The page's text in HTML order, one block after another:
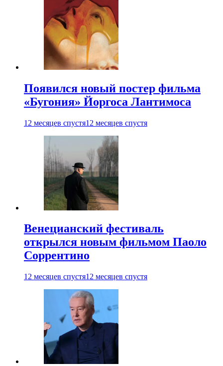
Появился новый постер фильма
«Бугония» Йоргоса Лантимоса
12 месяцев спустя12 месяцев спустя
Венецианский фестиваль
открылся новым фильмом Паоло
Соррентино
12 месяцев спустя12 месяцев спустя